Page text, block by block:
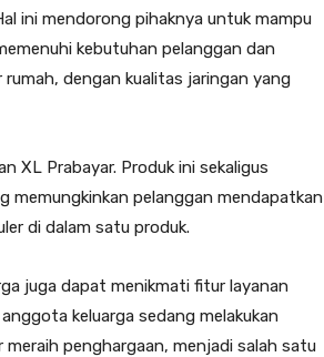
ini mendorong pihaknya untuk mampu
kebutuhan pelanggan dan
rumah, dengan kualitas jaringan yang
XL Prabayar. Produk ini sekaligus
memungkinkan pelanggan mendapatkan
di dalam satu produk.
juga dapat menikmati fitur layanan
keluarga sedang melakukan
meraih penghargaan, menjadi salah satu